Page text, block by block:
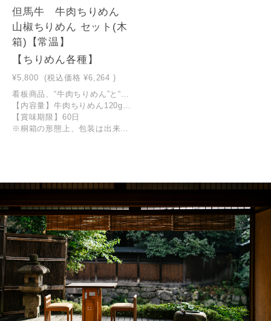
但馬牛 牛肉ちりめん
山椒ちりめん セット(木
箱)【常温】
【ちりめん各種】
¥5,800 (税込価格 ¥6,264 )
【内容量】牛肉ちりめん120g、山椒ちりめん80g
【賞味期限】60日
※桐箱の形態上、包装は出来かねますのでご了承ください。